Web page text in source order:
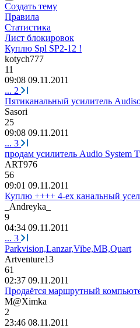
Создать тему
Правила
Статистика
Лист блокировок
Куплю Spl SP2-12 !
kotych777
11
09:08 09.11.2011
... 2
Пятиканальный усилитель
Sasori
25
09:08 09.11.2011
... 3
продам усилитель Audio System
ART976
56
09:01 09.11.2011
Куплю ++++ 4-ех канальный
_Andreyka_
9
04:34 09.11.2011
... 3
Parkvision,Lanzar,Vibe,MB,Quart
Artventure13
61
02:37 09.11.2011
Продаётся маршрутный
M@Ximka
2
23:46 08.11.2011